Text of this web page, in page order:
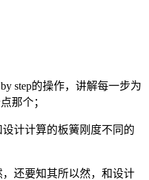
step的操作，讲解每一步为
那个；
计计算的板簧刚度不同的
还要知其所以然，和设计